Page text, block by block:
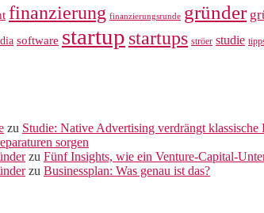
finanzierung finanzierungsrunde gründer
software startup startups ströer studie
zu Studie: Native Advertising verdrängt
sorgen
zu Fünf Insights, wie ein Venture-Capital-
zu Businessplan: Was genau ist das?